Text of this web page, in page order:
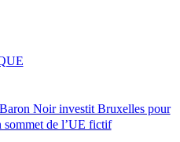
Noir investit Bruxelles pour
sommet de l’UE fictif